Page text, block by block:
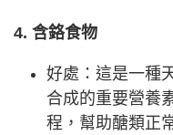
4. 含鉻食物
好處：這是一種
合成的重要營養
程，幫助醣類正